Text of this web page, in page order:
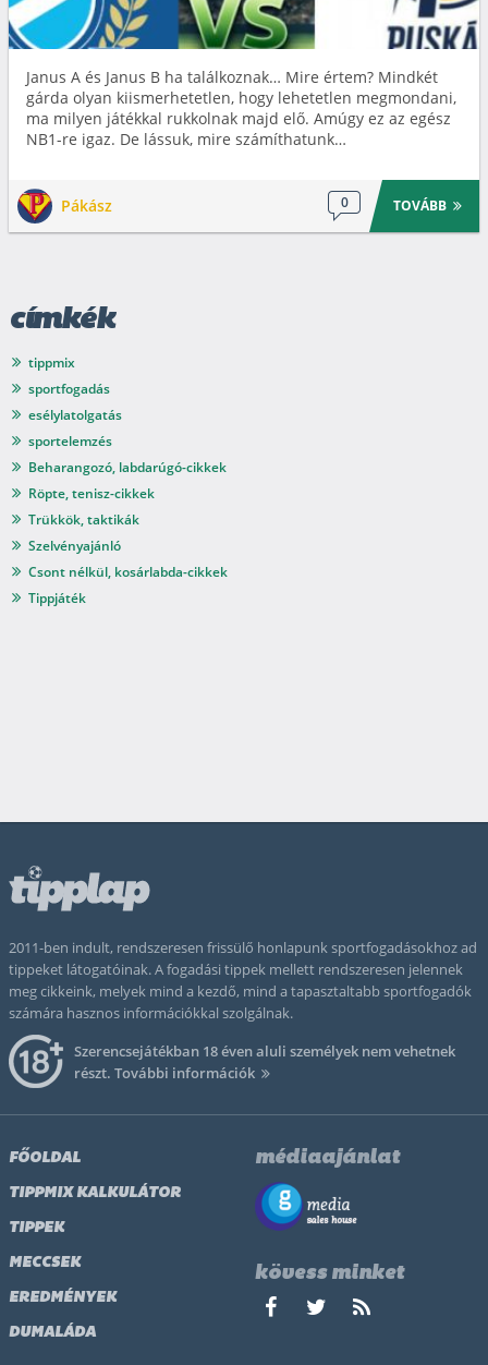
Janus A és Janus B ha találkoznak… Mire értem? Mindkét
gárda olyan kiismerhetetlen, hogy lehetetlen megmondani,
ma milyen játékkal rukkolnak majd elő. Amúgy ez az egész
NB1-re igaz. De lássuk, mire számíthatunk…
Pákász 0 TOVÁBB
címkék
tippmix
sportfogadás
esélylatolgatás
sportelemzés
Beharangozó, labdarúgó-cikkek
Röpte, tenisz-cikkek
Trükkök, taktikák
Szelvényajánló
Csont nélkül, kosárlabda-cikkek
Tippjáték
2011-ben indult, rendszeresen frissülő honlapunk sportfogadásokhoz ad
tippeket látogatóinak. A fogadási tippek mellett rendszeresen jelennek
meg cikkeink, melyek mind a kezdő, mind a tapasztaltabb sportfogadók
számára hasznos információkkal szolgálnak.
Szerencsejátékban 18 éven aluli személyek nem vehetnek
részt. További információk
FŐOLDAL
TIPPMIX KALKULÁTOR
TIPPEK
MECCSEK
EREDMÉNYEK
DUMALÁDA
médiaajánlat
kövess minket